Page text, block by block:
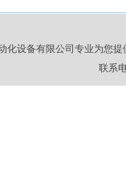
化设备有限公司专业为您提
联系